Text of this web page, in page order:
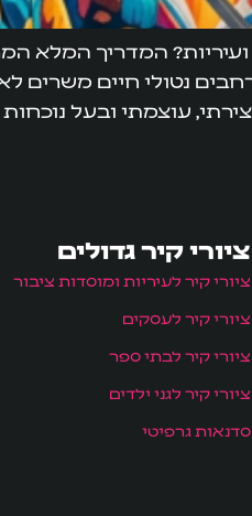
המדריך המלא
נטולי חיים
עוצמתי ובעל
ציורי קיר גדולים
ציורי קיר לעיריות ומוסדות ציבור
ציורי קיר לעסקים
ציורי קיר לבתי ספר
ציורי קיר לגני ילדים
סדנאות גרפיטי